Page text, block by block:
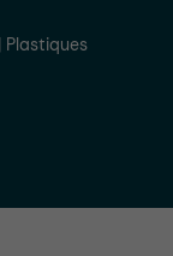
Plastiques